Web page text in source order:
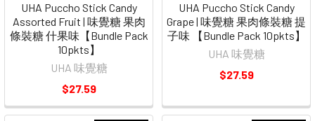
UHA Puccho Stick Candy
Assorted Fruit | 味覺糖 果肉
條裝糖 什果味【Bundle Pack
10pkts】
UHA 味覺糖
$27.59
UHA Puccho Stick Candy
Grape | 味覺糖 果肉條裝糖 提
子味 【Bundle Pack 10pkts】
UHA 味覺糖
$27.59